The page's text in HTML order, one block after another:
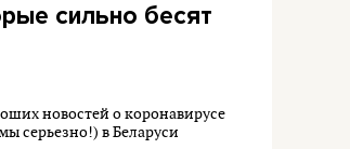
сильно бесят